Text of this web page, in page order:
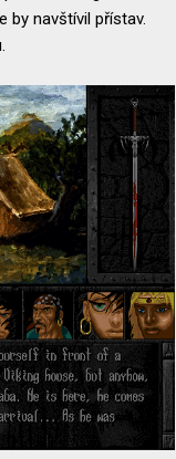
by navštívil přístav.